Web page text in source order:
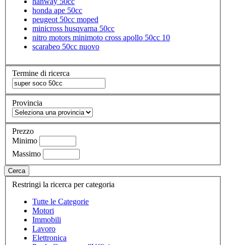
honda ape 50cc
peugeot 50cc moped
minicross husqvarna 50cc
nitro motors minimoto cross apollo 50cc 10
scarabeo 50cc nuovo
Termine di ricerca
Provincia
Prezzo
Minimo
Massimo
Cerca
Restringi la ricerca per categoria
Tutte le Categorie
Motori
Immobili
Lavoro
Elettronica